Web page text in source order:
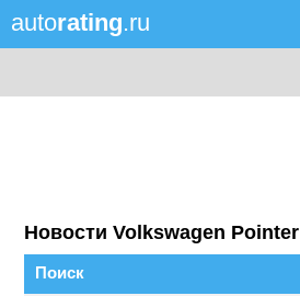
autorating.ru
Новости Volkswagen Pointer
Поиск